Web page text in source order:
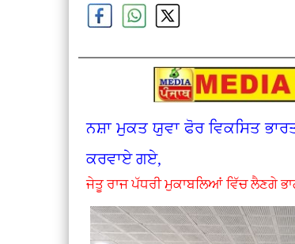
ਨਸ਼ਾ ਮੁਕਤ ਯੁਵਾ ਫੋਰ ਵਿਕਸਿਤ
ਕਰਵਾਏ ਗਏ,
ਜੇਤੂ ਰਾਜ ਪੱਧਰੀ ਮੁਕਾਬਲਿਆਂ ਵਿੱਚ ਲੈਣਗੇ